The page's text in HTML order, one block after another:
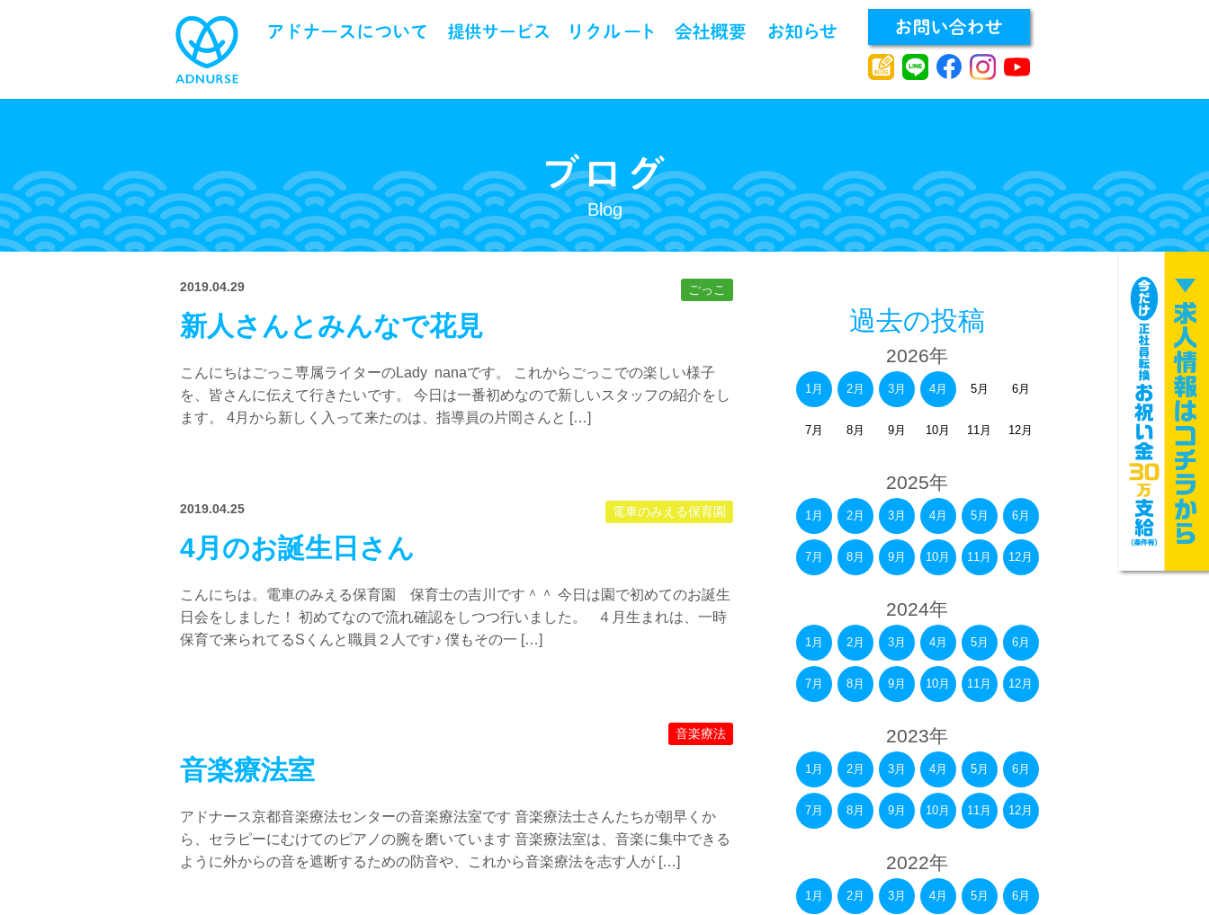
Blog
2019.04.29 ごっこ
新人さんとみんなで花見
こんにちはごっこ専属ライターのLady nanaです。 これからごっこでの楽しい様子
を、皆さんに伝えて行きたいです。 今日は一番初めなので新しいスタッフの紹介をし
ます。 4月から新しく入って来たのは、指導員の片岡さんと […]
2019.04.25 電車のみえる保育園
4月のお誕生日さん
こんにちは。電車のみえる保育園 保育士の吉川です＾＾ 今日は園で初めてのお誕生
日会をしました！ 初めてなので流れ確認をしつつ行いました。 ４月生まれは、一時
保育で来られてるSくんと職員２人です♪ 僕もその一 […]
音楽療法
音楽療法室
アドナース京都音楽療法センターの音楽療法室です 音楽療法士さんたちが朝早くか
ら、セラピーにむけてのピアノの腕を磨いています 音楽療法室は、音楽に集中できる
ように外からの音を遮断するための防音や、これから音楽療法を志す人が […]
過去の投稿
2026年
1月 2月 3月 4月 5月 6月
7月 8月 9月 10月 11月 12月
2025年
1月 2月 3月 4月 5月 6月
7月 8月 9月 10月 11月 12月
2024年
1月 2月 3月 4月 5月 6月
7月 8月 9月 10月 11月 12月
2023年
1月 2月 3月 4月 5月 6月
7月 8月 9月 10月 11月 12月
2022年
1月 2月 3月 4月 5月 6月